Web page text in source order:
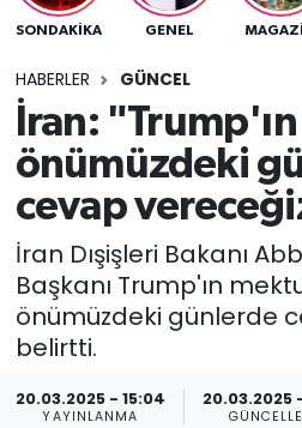
SONDAKIKA GENEL
HABERLER GÜNCEL
İran:
önümüzdeki
cevap
İran Dışişleri Bakanı
Başkanı Trump'ın
önümüzdeki günlerde
belirtti.
20.03.2025 - 15:04
YAYINLANMA
20.03.2025
SAĞLIK
EĞİTİM
SİYASET
MAGAZİN
Süper Lig Puan
Tüm Manşetler
Son Dakika Haberleri
Haber Arşivi